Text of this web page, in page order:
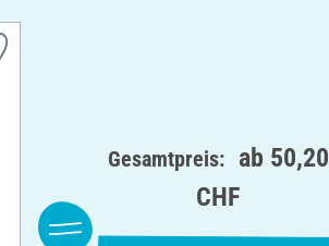
Gesamtpreis: ab 50,20
CHF